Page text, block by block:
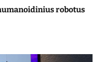
robotus